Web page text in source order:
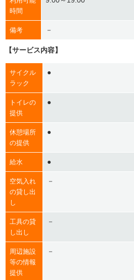
時間
備考 －
【サービス内容】
サイクル
ラック
●
トイレの
提供
●
休憩場所
の提供
●
給水 ●
空気入れ
の貸し出
し
－
工具の貸
し出し
－
周辺施設
等の情報
提供
－